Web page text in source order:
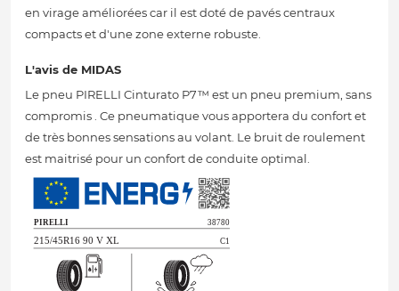
en virage améliorées car il est doté de pavés centraux
compacts et d'une zone externe robuste.
L'avis de MIDAS
Le pneu PIRELLI Cinturato P7™ est un pneu premium, sans
compromis . Ce pneumatique vous apportera du confort et
de très bonnes sensations au volant. Le bruit de roulement
est maitrisé pour un confort de conduite optimal.